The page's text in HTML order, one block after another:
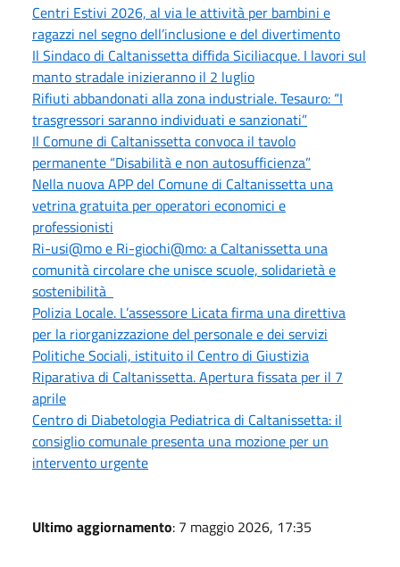
Centri Estivi 2026, al via le attività per bambini e
ragazzi nel segno dell’inclusione e del divertimento
Il Sindaco di Caltanissetta diffida Siciliacque. I lavori sul
manto stradale inizieranno il 2 luglio
Rifiuti abbandonati alla zona industriale. Tesauro: “I
trasgressori saranno individuati e sanzionati”
Il Comune di Caltanissetta convoca il tavolo
permanente “Disabilità e non autosufficienza”
Nella nuova APP del Comune di Caltanissetta una
vetrina gratuita per operatori economici e
professionisti
Ri-usi@mo e Ri-giochi@mo: a Caltanissetta una
comunità circolare che unisce scuole, solidarietà e
sostenibilità
Polizia Locale. L’assessore Licata firma una direttiva
per la riorganizzazione del personale e dei servizi
Politiche Sociali, istituito il Centro di Giustizia
Riparativa di Caltanissetta. Apertura fissata per il 7
aprile
Centro di Diabetologia Pediatrica di Caltanissetta: il
consiglio comunale presenta una mozione per un
intervento urgente
Ultimo aggiornamento: 7 maggio 2026, 17:35